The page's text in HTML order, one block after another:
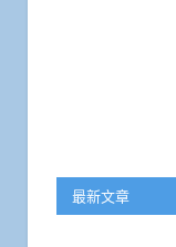
最新文章